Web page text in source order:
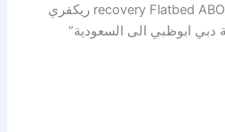
“recovery Flatbed ABO DHABI Winch DUBi 24/7 ريكفري
ابوظبي الى السعودية”